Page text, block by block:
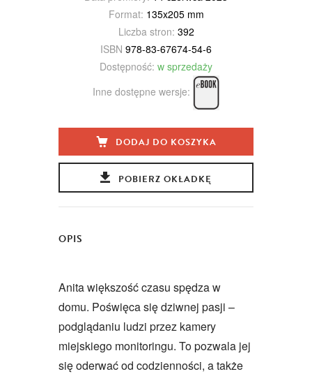
Format: 135x205 mm
Liczba stron: 392
ISBN 978-83-67674-54-6
Dostępność: w sprzedaży
Inne dostępne wersje:
DODAJ DO KOSZYKA
POBIERZ OKŁADKĘ
OPIS
Anita większość czasu spędza w
domu. Poświęca się dziwnej pasji –
podglądaniu ludzi przez kamery
miejskiego monitoringu. To pozwala jej
się oderwać od codzienności, a także